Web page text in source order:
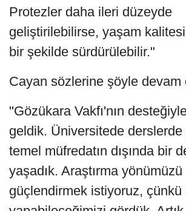
Protezler daha ileri düzeyde
geliştirilebilirse, yaşam
bir şekilde sürdürülebilir."
Cayan sözlerine şöyle devam
"Gözükara Vakfı'nın
geldik. Üniversitede
temel müfredatın dışında bir
yaşadık. Araştırma yönümüzü
güçlendirmek istiyoruz, çünkü